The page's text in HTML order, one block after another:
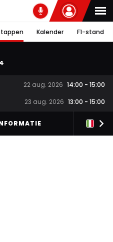
Kalender F1-stand
22 aug. 2026 14:00 - 15:00
23 aug. 2026 13:00 - 15:00